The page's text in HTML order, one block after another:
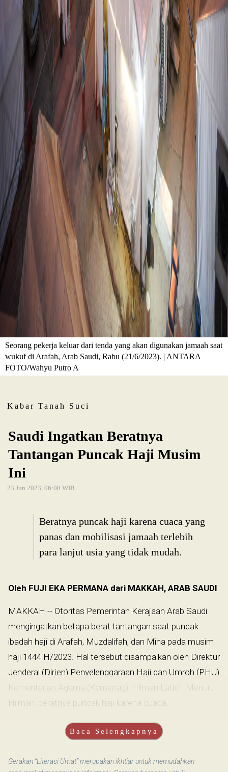
Seorang pekerja keluar dari tenda yang akan digunakan jamaah saat
wukuf di Arafah, Arab Saudi, Rabu (21/6/2023). | ANTARA
FOTO/Wahyu Putro A
Kabar Tanah Suci
Saudi Ingatkan Beratnya
Tantangan Puncak Haji Musim
Ini
23 Jun 2023, 06:08 WIB
Beratnya puncak haji karena cuaca yang
panas dan mobilisasi jamaah terlebih
para lanjut usia yang tidak mudah.
Oleh FUJI EKA PERMANA dari MAKKAH, ARAB SAUDI
MAKKAH -- Otoritas Pemerintah Kerajaan Arab Saudi
mengingatkan betapa berat tantangan saat puncak
ibadah haji di Arafah, Muzdalifah, dan Mina pada musim
haji 1444 H/2023. Hal tersebut disampaikan oleh Direktur
Jenderal (Dirjen) Penyelenggaraan Haji dan Umroh (PHU)
Kementerian Agama (Kemenag), Hilman Latief. Menurut
Hilman, beratnya puncak haji karena cuaca...
Baca Selengkapnya
Gerakan “Literasi Umat” merupakan ikhtiar untuk memudahkan